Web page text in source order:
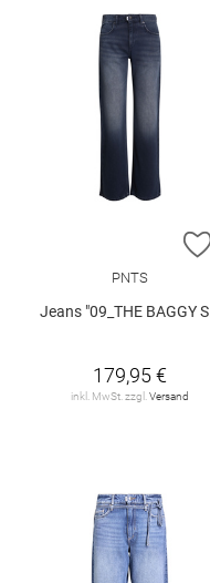
PNTS
Jeans "09_THE BAGGY SNOS"
179,95 €
inkl. MwSt. zzgl. Versand